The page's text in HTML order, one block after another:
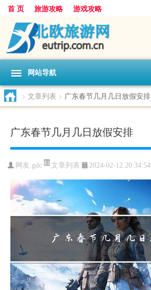
首 页 旅游攻略 游戏攻略
网站导航
> 文章列表 > 广东春节几月几日放假安排
广东春节几月几日放假安排
网友:gdc 文章列表 2024-02-12 20:34:54